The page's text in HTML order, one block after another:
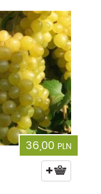
Dzielżany
Floksy
Funkie
Goryczki
Hiacynty
Jeżówki
Juki 36,00 PLN